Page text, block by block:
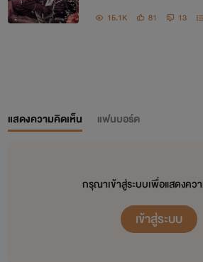
15.1K 81 13
แสดงความคิดเห็น แฟนบอร์ด
กรุณาเข้าสู่ระบบเพื่อแสดงคว
เข้าสู่ระบบ